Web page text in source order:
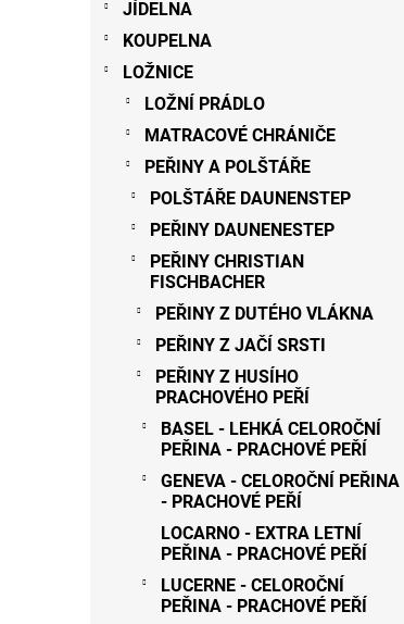
JÍDELNA
KOUPELNA
LOŽNICE
LOŽNÍ PRÁDLO
MATRACOVÉ CHRÁNIČE
PEŘINY A POLŠTÁŘE
POLŠTÁŘE DAUNENSTEP
PEŘINY DAUNENESTEP
PEŘINY CHRISTIAN
FISCHBACHER
PEŘINY Z DUTÉHO VLÁKNA
PEŘINY Z JAČÍ SRSTI
PEŘINY Z HUSÍHO
PRACHOVÉHO PEŘÍ
BASEL - LEHKÁ CELOROČNÍ
PEŘINA - PRACHOVÉ PEŘÍ
GENEVA - CELOROČNÍ PEŘINA
- PRACHOVÉ PEŘÍ
LOCARNO - EXTRA LETNÍ
PEŘINA - PRACHOVÉ PEŘÍ
LUCERNE - CELOROČNÍ
PEŘINA - PRACHOVÉ PEŘÍ